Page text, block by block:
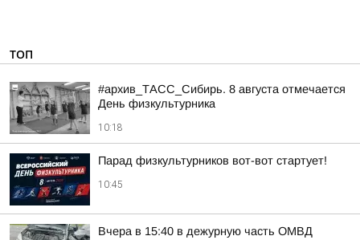
ТОП
#архив_ТАСС_Сибирь. 8 августа отмечается
День физкультурника
10:18
Парад физкультурников вот-вот стартует!
10:45
Вчера в 15:40 в дежурную часть ОМВД